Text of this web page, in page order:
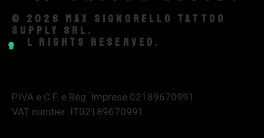
© 2026 Max Signorello Tattoo
supply srl.
All rights reserved.
P.IVA e C.F. e Reg. Imprese 02189670991
VAT number: IT02189670991